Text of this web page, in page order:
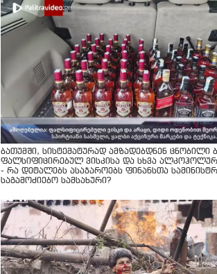
ბათუმში, სისტემატურად ამზადებდნენ ცნობილი
ფალსიფიცირებულ ვისკისა და სხვა
- რა დეტალებს ასაჯაროებს ფინანსთა
საგამოძიებო სამსახური?